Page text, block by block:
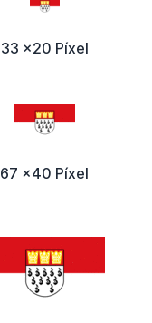
33 x20 Píxel
67 x40 Píxel